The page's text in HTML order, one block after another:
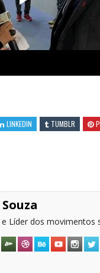
LINKEDIN TUMBLR
Líder dos movimentos